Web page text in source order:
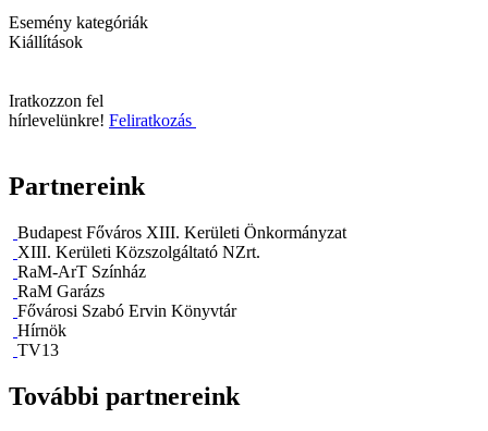
Esemény kategóriák
Kiállítások
Iratkozzon fel
hírlevelünkre! Feliratkozás
Partnereink
Budapest Főváros XIII. Kerületi Önkormányzat
XIII. Kerületi Közszolgáltató NZrt.
RaM-ArT Színház
RaM Garázs
Fővárosi Szabó Ervin Könyvtár
Hírnök
TV13
További partnereink